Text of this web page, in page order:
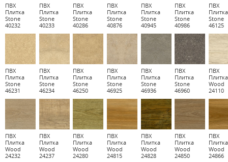
ПВХ
Плитка
Stone
40232
ПВХ
Плитка
Stone
40233
ПВХ
Плитка
Stone
40286
ПВХ
Плитка
Stone
40876
ПВХ
Плитка
Stone
40945
ПВХ
Плитка
Stone
40986
ПВХ
Плитка
Stone
46125
ПВХ
Плитка
Stone
46231
ПВХ
Плитка
Stone
46234
ПВХ
Плитка
Stone
46250
ПВХ
Плитка
Stone
46925
ПВХ
Плитка
Stone
46936
ПВХ
Плитка
Stone
46960
ПВХ
Плитка
Wood
24110
ПВХ
Плитка
Wood
24232
ПВХ
Плитка
Wood
24237
ПВХ
Плитка
Wood
24280
ПВХ
Плитка
Wood
24815
ПВХ
Плитка
Wood
24828
ПВХ
Плитка
Wood
24850
ПВХ
Плитка
Wood
24866